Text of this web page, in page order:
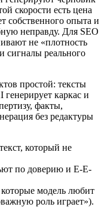
скорости есть цена
собственного опыта и
неправду. Для SEO
не «плотность
сигналы реального
простой: тексты
генерирует каркас и
факты,
без редактуры
который не
по доверию и E-E-
модель любит
роль играет»).